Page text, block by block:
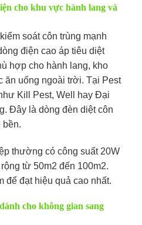
cho khu vực hành lang và
soát côn trùng mạnh
điện cao áp tiêu diệt
hợp cho hành lang, kho
ăn uống ngoài trời. Tại Pest
Kill Pest, Well hay Đại
Đây là dòng đèn diệt côn
bền.
thường có công suất 20W
từ 50m2 đến 100m2.
để đạt hiệu quả cao nhất.
cho không gian sang